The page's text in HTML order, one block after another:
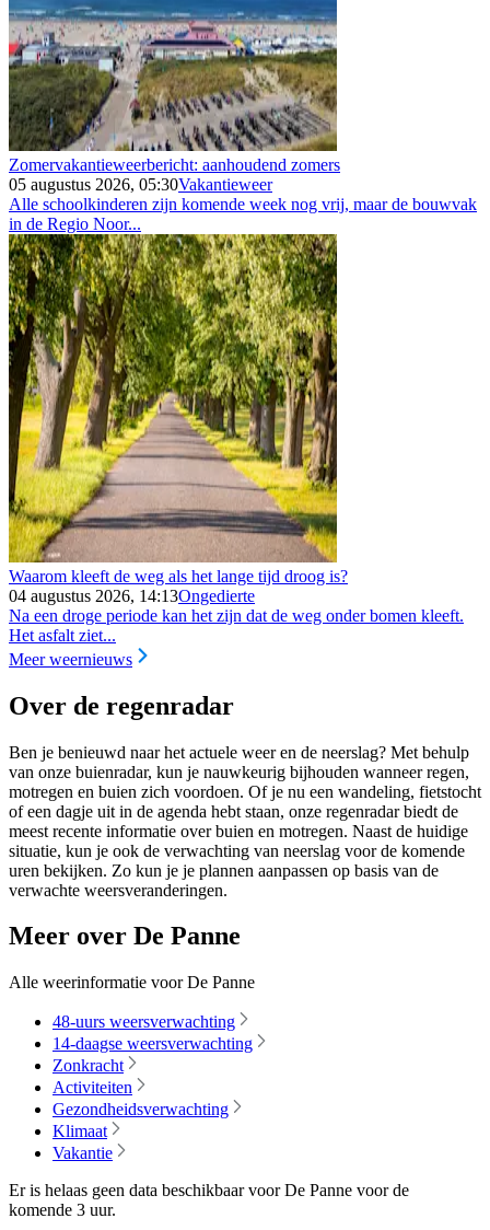
Zomervakantieweerbericht: aanhoudend zomers
05 augustus 2026, 05:30Vakantieweer
Alle schoolkinderen zijn komende week nog vrij, maar de bouwvak
in de Regio Noor...
Waarom kleeft de weg als het lange tijd droog is?
04 augustus 2026, 14:13Ongedierte
Na een droge periode kan het zijn dat de weg onder bomen kleeft.
Het asfalt ziet...
Meer weernieuws
Over de regenradar
Ben je benieuwd naar het actuele weer en de neerslag? Met behulp
van onze buienradar, kun je nauwkeurig bijhouden wanneer regen,
motregen en buien zich voordoen. Of je nu een wandeling, fietstocht
of een dagje uit in de agenda hebt staan, onze regenradar biedt de
meest recente informatie over buien en motregen. Naast de huidige
situatie, kun je ook de verwachting van neerslag voor de komende
uren bekijken. Zo kun je je plannen aanpassen op basis van de
verwachte weersveranderingen.
Meer over De Panne
Alle weerinformatie voor De Panne
48-uurs weersverwachting
14-daagse weersverwachting
Zonkracht
Activiteiten
Gezondheidsverwachting
Klimaat
Vakantie
Er is helaas geen data beschikbaar voor De Panne voor de
komende 3 uur.